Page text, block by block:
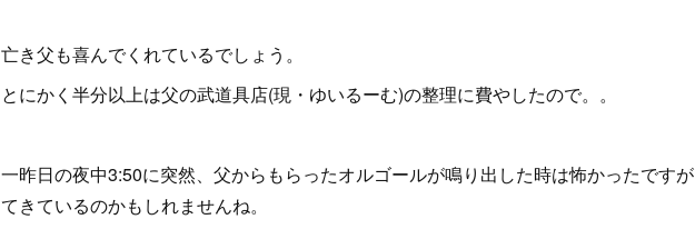
亡き父も喜んでくれているでしょう。
とにかく半分以上は父の武道具店(現・ゆいるーむ)の整理に費やしたので。。
一昨日の夜中3:50に突然、父からもらったオルゴールが鳴り出した時は怖かったです
てきているのかもしれませんね。